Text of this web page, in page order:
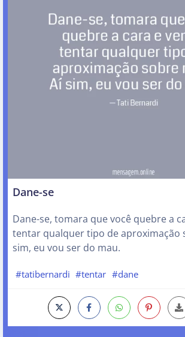
Dane-se
Dane-se, tomara que você quebre a
tentar qualquer tipo de aproximação
sim, eu vou ser do mau.
#tatibernardi #tentar #dane